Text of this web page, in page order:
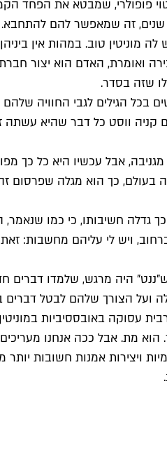
פופולרי, שמבטא את
זה שמאפשר להם להתחבא.
מוניטין טוב. במהות אין
ואומרת, האדם הוא יצור
שזה בסדר.
קריירה מלתקשר עם אנשים בכל
קניה ווסט כל דבר שהיא
אבל עכשיו היא כל
כך הוא מגלה שפרסום
גדלה חשיבותו, כי כמו
ויש לי עליהם מחשבות:
בספיישל הסטנדאפ "ננט" מ-2018. היו אנשים
הצורך שלהם לבטל דברים
באובססיביות במוניטין.
מת. אבל ככה אנחנו